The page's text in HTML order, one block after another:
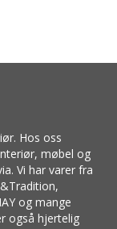
Hos oss
møbel og
Vi har varer fra
&Tradition,
og mange
også hjertelig